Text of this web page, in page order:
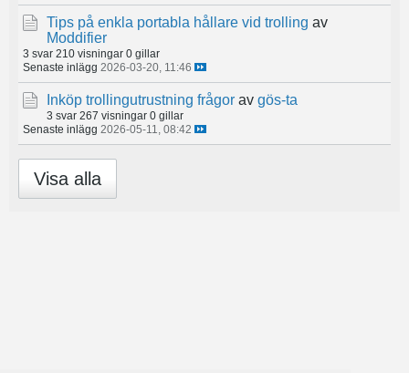
Tips på enkla portabla hållare vid trolling av
Moddifier
3 svar 210 visningar 0 gillar
Senaste inlägg 2026-03-20, 11:46
Inköp trollingutrustning frågor av gös-ta
3 svar 267 visningar 0 gillar
Senaste inlägg 2026-05-11, 08:42
Visa alla